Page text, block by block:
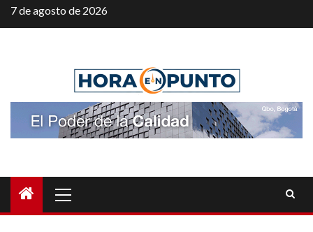
Saltar
al
7 de agosto de 2026
principal